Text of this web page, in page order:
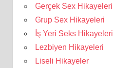
Gerçek Sex Hikayeleri
Grup Sex Hikayeleri
İş Yeri Seks Hikayeleri
Lezbiyen Hikayeleri
Liseli Hikayeler